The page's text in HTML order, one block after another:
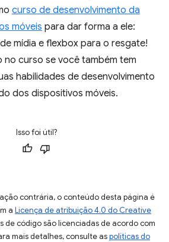
curso de desenvolvimento da
móveis para dar forma a ele:
mídia e flexbox para o resgate!
no curso se você também tem
habilidades de desenvolvimento
dos dispositivos móveis.
Isso foi útil?
contrária, o conteúdo desta página é
a Licença de atribuição 4.0 do Creative
de código são licenciadas de acordo com
mais detalhes, consulte aspolíticas do